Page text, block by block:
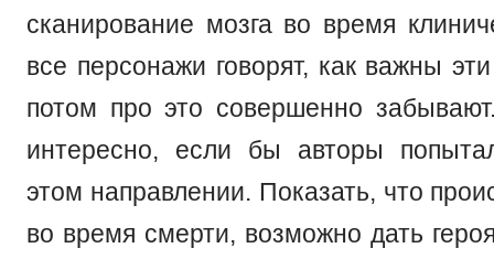
сканирование мозга во время
все персонажи говорят, как важны
потом про это совершенно
интересно, если бы авторы
этом направлении. Показать, что
во время смерти, возможно дать